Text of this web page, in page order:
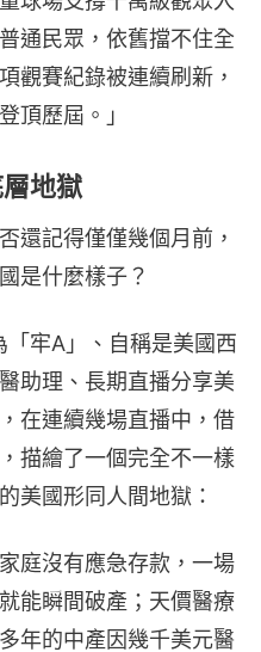
通民眾，依舊擋不住全
觀賽紀錄被連續刷新，
頂歷屆。」
地獄
還記得僅僅幾個月前，
是什麼樣子？
牢A」、自稱是美國西
助理、長期直播分享美
在連續幾場直播中，借
描繪了一個完全不一樣
美國形同人間地獄：
庭沒有應急存款，一場
能瞬間破產；天價醫療
年的中產因幾千美元醫